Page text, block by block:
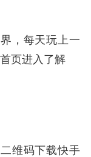
，每天玩上一
页进入了解
维码下载快手